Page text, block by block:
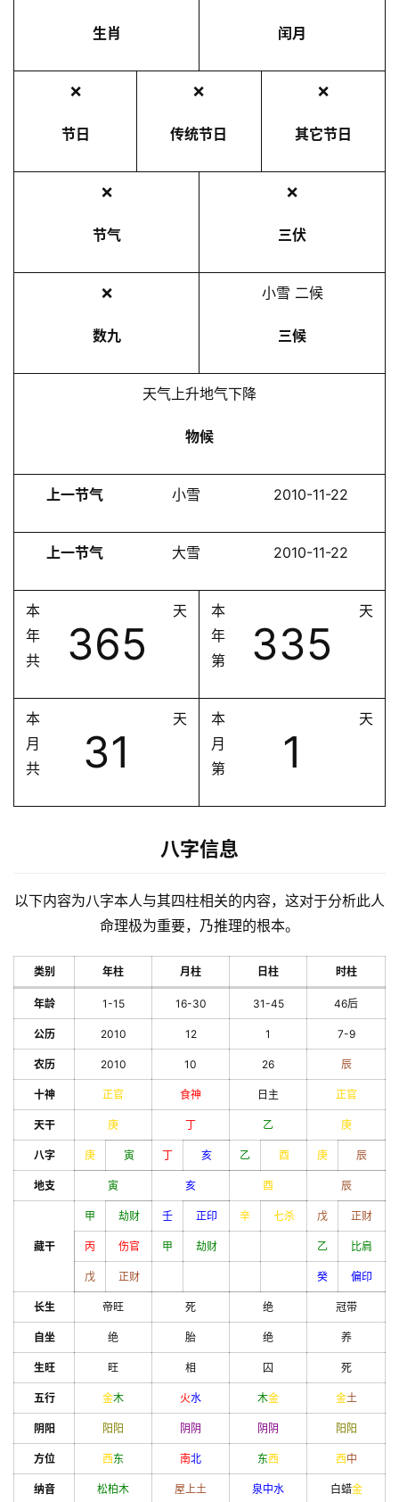
生肖 闰月
❌
节日
❌
传统节日
❌
其它节日
❌
节气
❌
三伏
❌
数九
小雪 二候
三候
天气上升地气下降
物候
上一节气 小雪 2010-11-22
上一节气 大雪 2010-11-22
本
年
共
365
天
本
年
第
335
天
本
月
共
31
天
本
月
第
1
天
八字信息
以下内容为八字本人与其四柱相关的内容，这对于分析此人
命理极为重要，乃推理的根本。
类别 年柱 月柱 日柱 时柱
年龄 1-15 16-30 31-45 46后
公历 2010 12 1 7-9
农历 2010 10 26 辰
十神 正官 食神 日主 正官
天干 庚 丁 乙 庚
八字 庚 寅 丁 亥 乙 酉 庚 辰
地支 寅 亥 酉 辰
藏干
甲 劫财 壬 正印 辛 七杀 戊 正财
丙 伤官 甲 劫财 乙 比肩
戊 正财 癸 偏印
长生 帝旺 死 绝 冠带
自坐 绝 胎 绝 养
生旺 旺 相 囚 死
五行 金木 火水 木金 金土
阴阳 阳 阳 阴 阴 阴 阴 阳 阳
方位 西东 南北 东西 西中
纳音 松柏木 屋上土 泉中水 白蜡金